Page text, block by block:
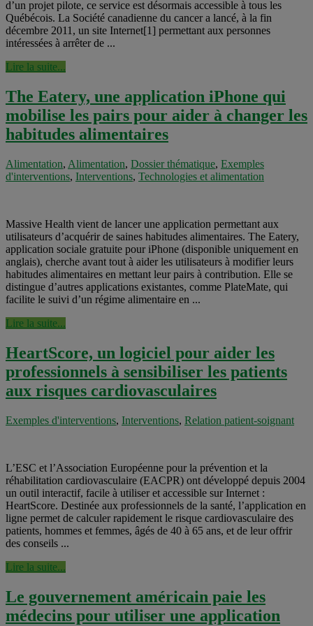
d’un projet pilote, ce service est désormais accessible à tous les
Québécois. La Société canadienne du cancer a lancé, à la fin
décembre 2011, un site Internet[1] permettant aux personnes
intéressées à arrêter de ...
Lire la suite...
The Eatery, une application iPhone qui
mobilise les pairs pour aider à changer les
habitudes alimentaires
Alimentation, Alimentation, Dossier thématique, Exemples
d'interventions, Interventions, Technologies et alimentation
Massive Health vient de lancer une application permettant aux
utilisateurs d’acquérir de saines habitudes alimentaires. The Eatery,
application sociale gratuite pour iPhone (disponible uniquement en
anglais), cherche avant tout à aider les utilisateurs à modifier leurs
habitudes alimentaires en mettant leur pairs à contribution. Elle se
distingue d’autres applications existantes, comme PlateMate, qui
facilite le suivi d’un régime alimentaire en ...
Lire la suite...
HeartScore, un logiciel pour aider les
professionnels à sensibiliser les patients
aux risques cardiovasculaires
Exemples d'interventions, Interventions, Relation patient-soignant
L’ESC et l’Association Européenne pour la prévention et la
réhabilitation cardiovasculaire (EACPR) ont développé depuis 2004
un outil interactif, facile à utiliser et accessible sur Internet :
HeartScore. Destinée aux professionnels de la santé, l’application en
ligne permet de calculer rapidement le risque cardiovasculaire des
patients, hommes et femmes, âgés de 40 à 65 ans, et de leur offrir
des conseils ...
Lire la suite...
Le gouvernement américain paie les
médecins pour utiliser une application